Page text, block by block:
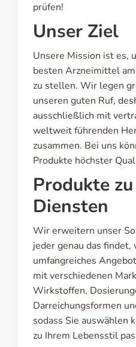
prüfen!
Unser Ziel
Unsere Mission ist es,
besten Arzneimittel
zu stellen. Wir legen
unseren guten Ruf,
ausschließlich mit
weltweit führenden
zusammen. Bei uns
Produkte höchster
Produkte
Diensten
Wir erweitern unser
jeder genau das findet,
umfangreiches
mit verschiedenen
Wirkstoffen,
Darreichungsformen
sodass Sie auswählen
zu Ihrem Lebensstil